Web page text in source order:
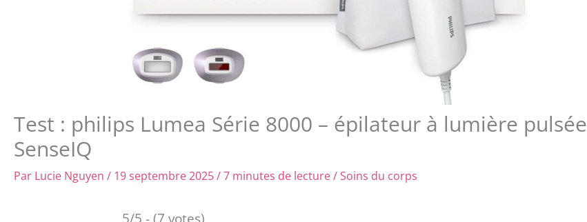
Test : philips Lumea Série 8000 – épilateur à lumière pulsée
SenseIQ
Par Lucie Nguyen / 19 septembre 2025/7 minutes de lecture/Soins du corps
5/5 - (7 votes)